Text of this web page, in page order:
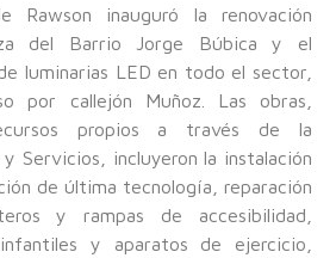
Rawson inauguró la renovación
del Barrio Jorge Búbica y el
luminarias LED en todo el sector,
por callejón Muñoz. Las obras,
propios a través de la
Servicios, incluyeron la instalación
de última tecnología, reparación
y rampas de accesibilidad,
y aparatos de ejercicio,